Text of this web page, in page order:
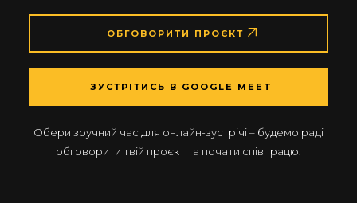
ОБГОВОРИТИ ПРОЄКТ
ЗУСТРІТИСЬ В GOOGLE MEET
Обери зручний час для онлайн-зустрічі – будемо раді
обговорити твій проєкт та почати співпрацю.